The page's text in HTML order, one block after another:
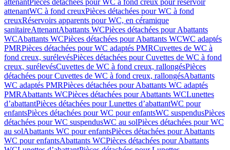
attenantPièces détachées pour WC à fond creux pour réservoir
attenantWC à fond creuxPièces détachées pour WC à fond
creuxRéservoirs apparents pour WC, en céramique
sanitaireAttenantAbattants WCPièces détachées pour Abattants
WCAbattants WCPièces détachées pour Abattants WCWC adaptés
PMRPièces détachées pour WC adaptés PMRCuvettes de WC à
fond creux, surélevésPièces détachées pour Cuvettes de WC à fond
creux, surélevésCuvettes de WC à fond creux, rallongésPièces
détachées pour Cuvettes de WC à fond creux, rallongésAbattants
WC adaptés PMRPièces détachées pour Abattants WC adaptés
PMRAbattants WCPièces détachées pour Abattants WCLunettes
d’abattantPièces détachées pour Lunettes d’abattantWC pour
enfantsPièces détachées pour WC pour enfantsWC suspendusPièces
détachées pour WC suspendusWC au solPièces détachées pour WC
au solAbattants WC pour enfantsPièces détachées pour Abattants
WC pour enfantsAbattants WCPièces détachées pour Abattants